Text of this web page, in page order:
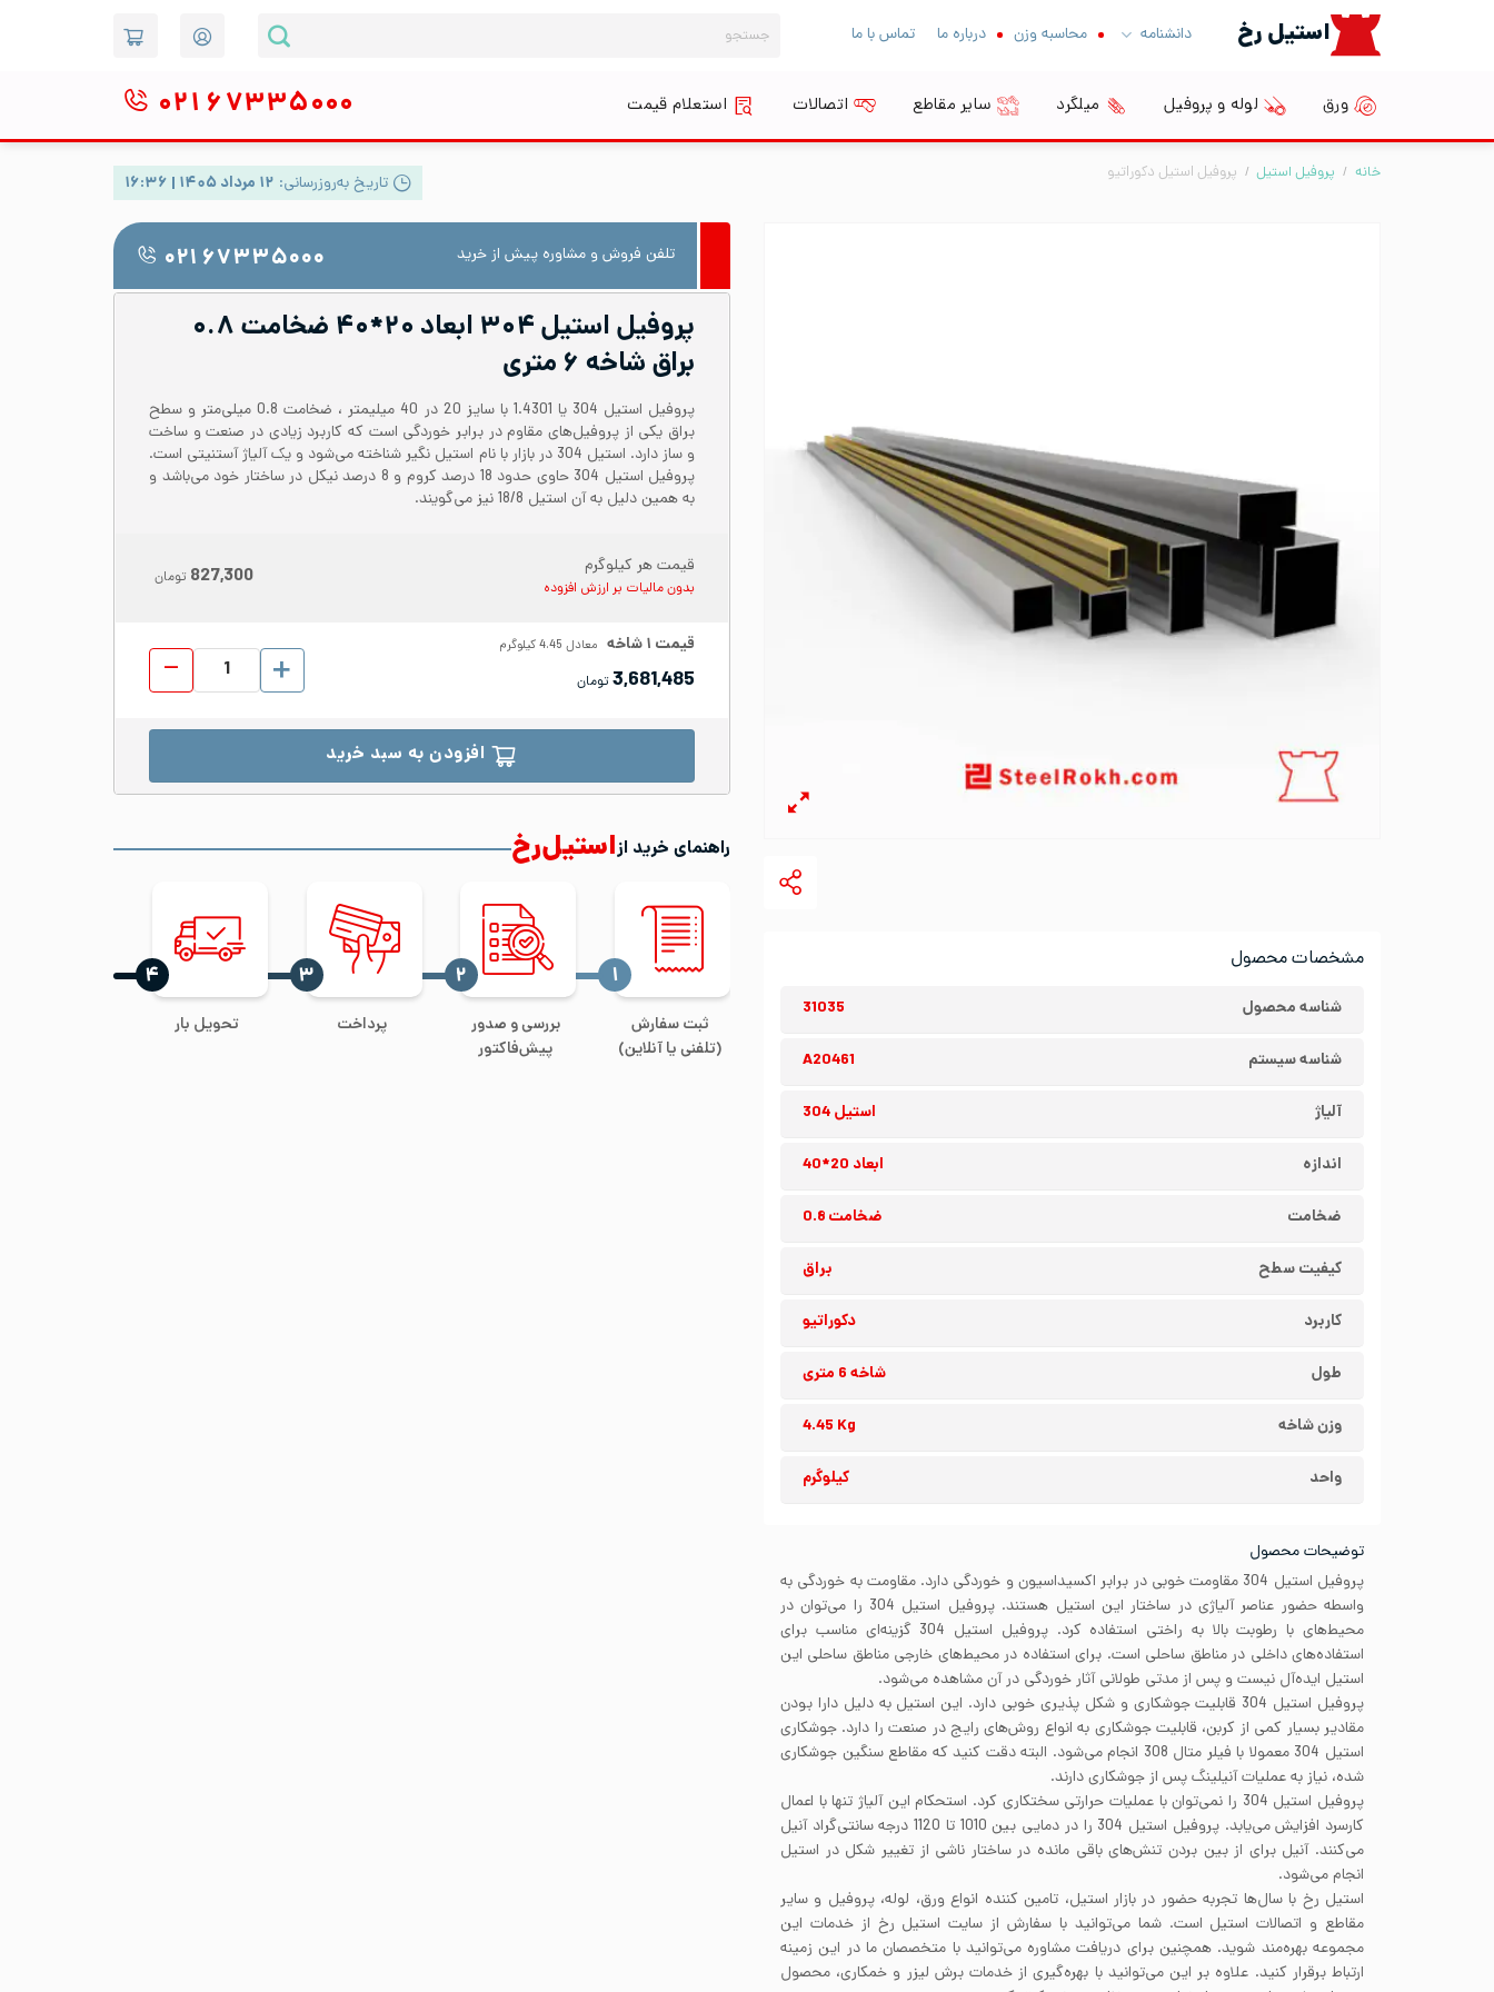
استیل رخ دانشنامه محاسبه وزن درباره ما تماس با ما
برای:
ورق لوله و پروفیل میلگرد سایر مقاطع اتصالات استعلام قیمت ۰۲۱ ۶۷۳۳۵۰۰۰
خانه / پروفیل استیل / پروفیل استیل دکوراتیو تاریخ به‌روزرسانی: ۱۲ مرداد ۱۴۰۵ | ۱۶:۳۶
مشخصات محصول
شناسه محصول 31035
شناسه سیستم A20461
آلیاژ استیل 304
اندازه ابعاد 20*40
ضخامت ضخامت 0.8
کیفیت سطح براق
کاربرد دکوراتیو
طول شاخه 6 متری
وزن شاخه 4.45 Kg
واحد کیلوگرم
توضیحات محصول
پروفیل استیل 304 مقاومت خوبی در برابر اکسیداسیون و خوردگی دارد. مقاومت به خوردگی به
واسطه حضور عناصر آلیاژی در ساختار این استیل هستند. پروفیل استیل 304 را می‌توان در
محیط‌های با رطوبت بالا به راختی استفاده کرد. پروفیل استیل 304 گزینه‌ای مناسب برای
استفاده‌های داخلی در مناطق ساحلی است. برای استفاده در محیط‌های خارجی مناطق ساحلی این
استیل ایده‌آل نیست و پس از مدتی طولانی آثار خوردگی در آن مشاهده می‌شود.
پروفیل استیل 304 قابلیت جوشکاری و شکل پذیری خوبی دارد. این استیل به دلیل دارا بودن
مقادیر بسیار کمی از کربن، قابلیت جوشکاری به انواع روش‌های رایج در صنعت را دارد. جوشکاری
استیل 304 معمولا با فیلر متال 308 انجام می‌شود. البته دقت کنید که مقاطع سنگین جوشکاری
شده، نیاز به عملیات آنیلینگ پس از جوشکاری دارند.
پروفیل استیل 304 را نمی‌توان با عملیات حرارتی سختکاری کرد. استحکام این آلیاژ تنها با اعمال
کارسرد افزایش می‌یابد. پروفیل استیل 304 را در دمایی بین 1010 تا 1120 درجه سانتی‌گراد آنیل
می‌کنند. آنیل برای از بین بردن تنش‌های باقی مانده در ساختار ناشی از تغییر شکل در استیل
انجام می‌شود.
استیل رخ با سال‌ها تجربه حضور در بازار استیل، تامین کننده انواع ورق، لوله، پروفیل و سایر
مقاطع و اتصالات استیل است. شما می‌توانید با سفارش از سایت استیل رخ از خدمات این
مجموعه بهره‌مند شوید. همچنین برای دریافت مشاوره می‌توانید با متخصصان ما در این زمینه
ارتباط برقرار کنید. علاوه بر این می‌توانید با بهره‌گیری از خدمات برش لیزر و خمکاری، محصول
تلفن فروش و مشاوره پیش از خرید ۰۲۱ ۶۷۳۳۵۰۰۰
پروفیل استیل ۳۰۴ ابعاد ۲۰*۴۰ ضخامت ۰.۸
براق شاخه ۶ متری
پروفیل استیل 304 یا 1.4301 با سایز 20 در 40 میلیمتر ، ضخامت 0.8 میلی‌متر و سطح
براق یکی از پروفیل‌های مقاوم در برابر خوردگی است که کاربرد زیادی در صنعت و ساخت
و ساز دارد. استیل 304 در بازار با نام استیل نگیر شناخته می‌شود و یک آلیاژ آستنیتی است.
پروفیل استیل 304 حاوی حدود 18 درصد کروم و 8 درصد نیکل در ساختار خود می‌باشد و
به همین دلیل به آن استیل 18/8 نیز می‌گویند.
قیمت هر کیلوگرم
بدون مالیات بر ارزش افزوده 827,300 تومان
قیمت ۱شاخه معادل 4.45کیلوگرم
3,681,485تومان
پروفیل استیل 304 ابعاد 20*40 ضخامت 0.8 براق شاخه 6 متری عدد
افزودن به سبد خرید
راهنمای خرید ازاستیل‌رخ
ثبت سفارش
(تلفنی یا آنلاین)
‍۱
بررسی و صدور
پیش‌فاکتور
‍۲
پرداخت
‍۳
تحویل بار
‍۴